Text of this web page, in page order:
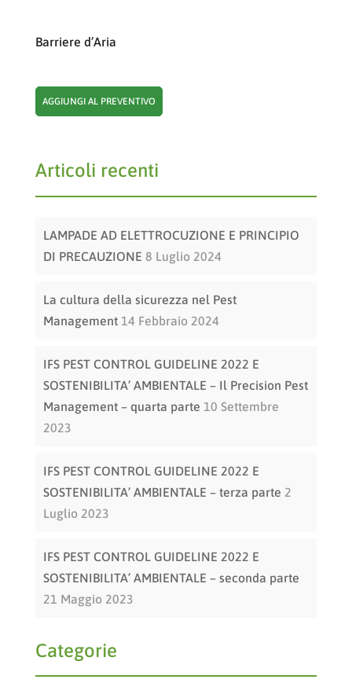
Barriere d’Aria
AGGIUNGI AL PREVENTIVO
Articoli recenti
LAMPADE AD ELETTROCUZIONE E PRINCIPIO
DI PRECAUZIONE 8 Luglio 2024
La cultura della sicurezza nel Pest
Management 14 Febbraio 2024
IFS PEST CONTROL GUIDELINE 2022 E
SOSTENIBILITA’ AMBIENTALE – Il Precision Pest
Management – quarta parte 10 Settembre
2023
IFS PEST CONTROL GUIDELINE 2022 E
SOSTENIBILITA’ AMBIENTALE – terza parte 2
Luglio 2023
IFS PEST CONTROL GUIDELINE 2022 E
SOSTENIBILITA’ AMBIENTALE – seconda parte
21 Maggio 2023
Categorie